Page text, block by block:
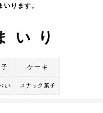
いります。
いり
ケーキ
い スナック菓子